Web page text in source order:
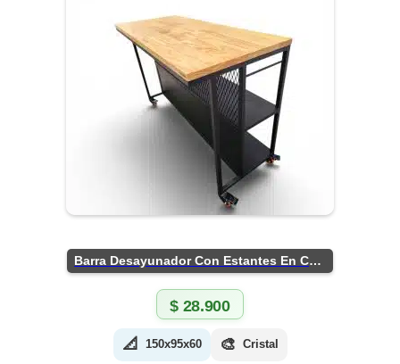
Barra Desayunador Con Estantes En Chapa
$28.900
📐 150x95x60 🎨 Cristal